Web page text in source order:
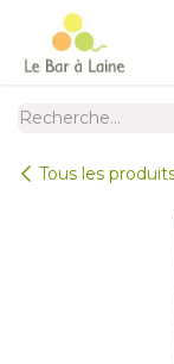
Se rendre au
Tous les